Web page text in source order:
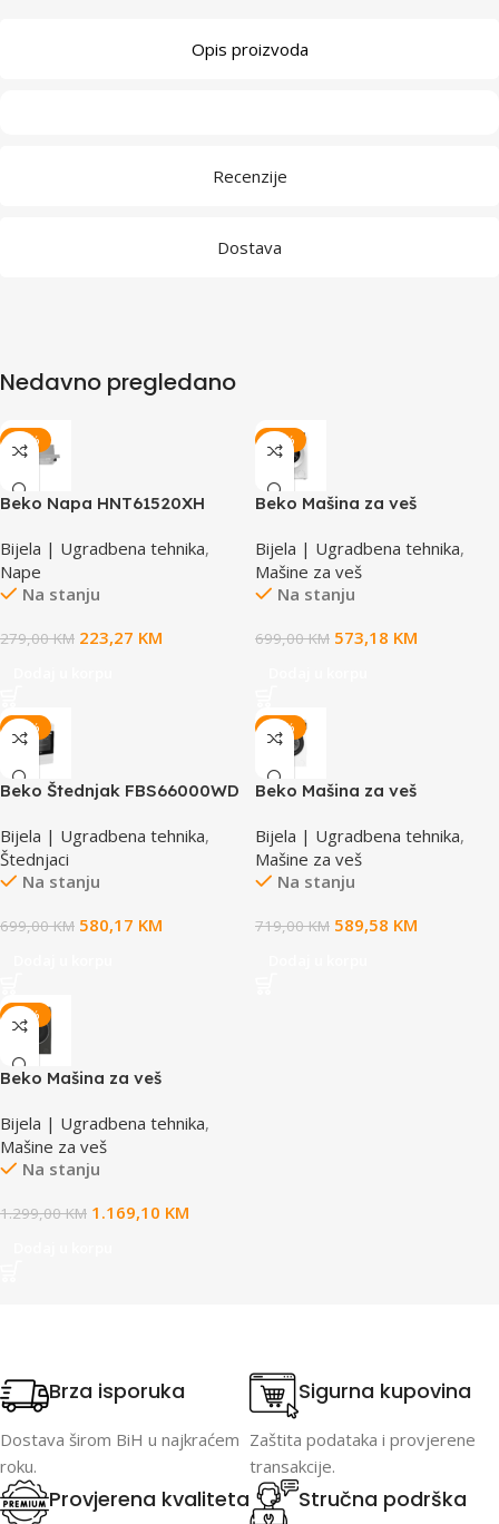
Opis proizvoda
Recenzije
Dostava
Nedavno pregledano
-20%
Beko Napa HNT61520XH
Bijela | Ugradbena tehnika,
Nape
Na stanju
279,00KM 223,27 KM
-18%
Beko Mašina za veš
Bijela | Ugradbena tehnika,
Mašine za veš
Na stanju
699,00KM 573,18 KM
-17%
Beko Štednjak FBS66000WD
Bijela | Ugradbena tehnika,
Štednjaci
Na stanju
699,00KM 580,17 KM
-18%
Beko Mašina za veš
Bijela | Ugradbena tehnika,
Mašine za veš
Na stanju
719,00KM 589,58 KM
-10%
Beko Mašina za veš
Bijela | Ugradbena tehnika,
Mašine za veš
Na stanju
1.299,00KM 1.169,10 KM
Brza isporuka
Dostava širom BiH u najkraćem
roku.
Sigurna kupovina
Zaštita podataka i provjerene
transakcije.
Provjerena kvaliteta Stručna podrška